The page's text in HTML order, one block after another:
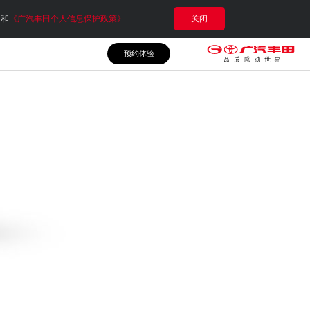
《广汽丰田个人信息保护政策》 关闭
预约体验